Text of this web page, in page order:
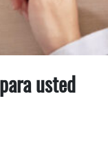
usted